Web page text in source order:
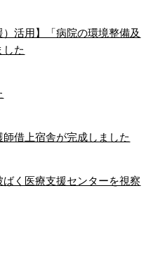
）活用】「病院の環境整備及
した
借上宿舎が完成しました
く医療支援センターを視察